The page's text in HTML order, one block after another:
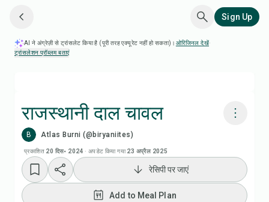
Sign Up
AI ने अंग्रेज़ी से ट्रांसलेट किया है (पूरी तरह एक्यूरेट नहीं हो सकता)। ओरिजिनल देखें·
ट्रांसलेशन प्रॉब्लम बताएं
राजस्थानी दाल चावल
B Atlas Burni (@biryaniites)
प्रकाशित 20 दिस॰ 2024 ·अपडेट किया गया 23 अप्रैल 2025
Add to Meal Plan
रेसिपी पर जाएं
Add to Meal Plan